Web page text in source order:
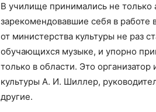
В училище принимались не только
зарекомендовавшие себя в
от министерства культуры не раз
обучающихся музыке, и упорно
только в области. Это
культуры А. И. Шиллер,
другие.